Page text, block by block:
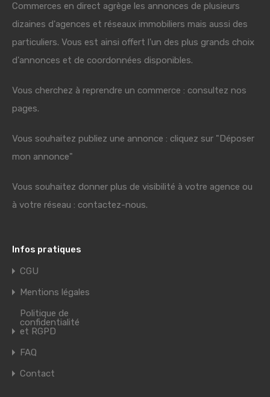
Commerces en direct agrège les annonces de plusieurs
dizaines d'agences et réseaux immobiliers mais aussi des
particuliers. Vous est ainsi offert l'un des plus grands choix
d'annonces et de coordonnées disponibles.
Vous cherchez à reprendre un commerce : consultez nos
pages.
Vous souhaitez publiez une annonce : cliquez sur "Déposer
mon annonce"
Vous souhaitez donner plus de visibilité à votre agence ou
à votre réseau : contactez-nous.
Infos pratiques
CGU
Mentions légales
Politique de
confidentialité
et RGPD
FAQ
Contact